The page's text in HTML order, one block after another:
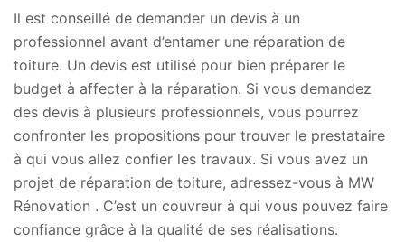
Il est conseillé de demander un devis à un
professionnel avant d’entamer une réparation de
toiture. Un devis est utilisé pour bien préparer le
budget à affecter à la réparation. Si vous demandez
des devis à plusieurs professionnels, vous pourrez
confronter les propositions pour trouver le prestataire
à qui vous allez confier les travaux. Si vous avez un
projet de réparation de toiture, adressez-vous à MW
Rénovation . C’est un couvreur à qui vous pouvez faire
confiance grâce à la qualité de ses réalisations.